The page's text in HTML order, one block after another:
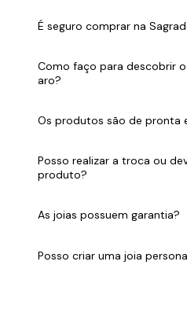
É seguro comprar na
Como faço para descobrir
aro?
Os produtos são de pronta
Posso realizar a troca ou
produto?
As joias possuem garantia?
Posso criar uma joia